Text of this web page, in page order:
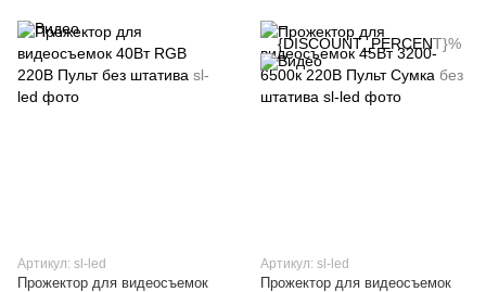
Артикул: sl-led
Прожектор для видеосъемок
Артикул: sl-led
Прожектор для видеосъемок